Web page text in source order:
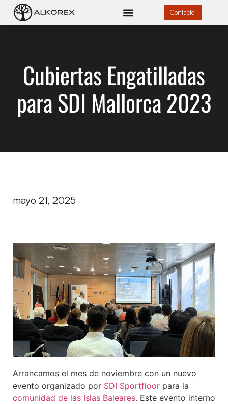
Contacto
Cubiertas Engatilladas
para SDI Mallorca 2023
mayo 21, 2025
Arrancamos el mes de noviembre con un nuevo
evento organizado por SDI Sportfloor para la
comunidad de las Islas Baleares. Este evento interno